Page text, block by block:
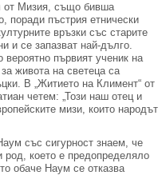
от Мизия, също бивша
поради пъстрия етнически
връзки със старите
и се запазват най-дълго.
първият ученик на
живота на светеца са
В „Житието на Климент“ от
четем: „Този наш отец и
мизи, които народът
със сигурност знаем, че
род, което е предопределяло
обаче Наум се отказва